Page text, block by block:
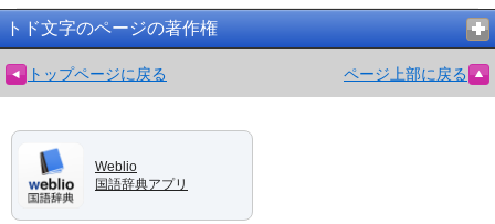
トド文字のページの著作権
トップページに戻る ページ上部に戻る
Weblio
国語辞典アプリ